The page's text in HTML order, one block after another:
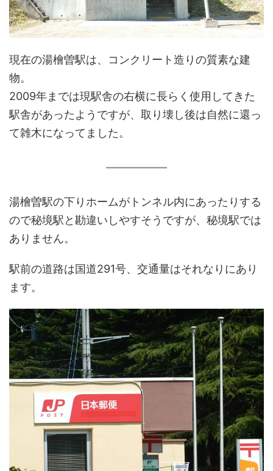
現在の湯檜曽駅は、コンクリート造りの質素な建
物。
2009年までは現駅舎の右横に長らく使用してきた
駅舎があったようですが、取り壊し後は自然に還っ
て雑木になってました。
湯檜曽駅の下りホームがトンネル内にあったりする
ので秘境駅と勘違いしやすそうですが、秘境駅では
ありません。
駅前の道路は国道291号、交通量はそれなりにあり
ます。